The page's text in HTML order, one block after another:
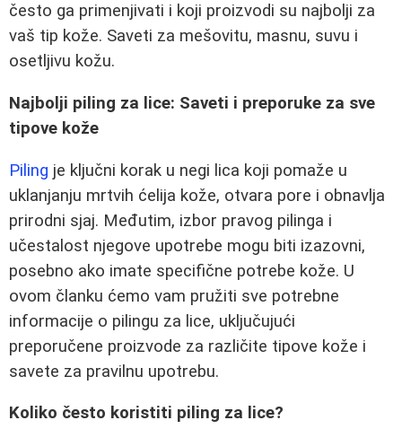
često ga primenjivati i koji proizvodi su najbolji za
vaš tip kože. Saveti za mešovitu, masnu, suvu i
osetljivu kožu.
Najbolji piling za lice: Saveti i preporuke za sve
tipove kože
Piling je ključni korak u negi lica koji pomaže u
uklanjanju mrtvih ćelija kože, otvara pore i obnavlja
prirodni sjaj. Međutim, izbor pravog pilinga i
učestalost njegove upotrebe mogu biti izazovni,
posebno ako imate specifične potrebe kože. U
ovom članku ćemo vam pružiti sve potrebne
informacije o pilingu za lice, uključujući
preporučene proizvode za različite tipove kože i
savete za pravilnu upotrebu.
Koliko često koristiti piling za lice?